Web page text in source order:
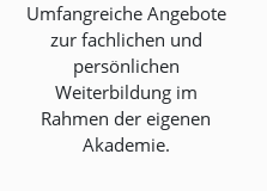
Umfangreiche Angebote
zur fachlichen und
persönlichen
Weiterbildung im
Rahmen der eigenen
Akademie.